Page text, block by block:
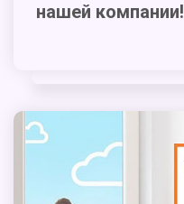
нашей компании!